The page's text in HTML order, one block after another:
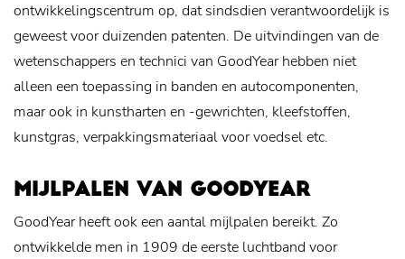
ontwikkelingscentrum op, dat sindsdien verantwoordelijk is
geweest voor duizenden patenten. De uitvindingen van de
wetenschappers en technici van GoodYear hebben niet
alleen een toepassing in banden en autocomponenten,
maar ook in kunstharten en -gewrichten, kleefstoffen,
kunstgras, verpakkingsmateriaal voor voedsel etc.
MIJLPALEN VAN GOODYEAR
GoodYear heeft ook een aantal mijlpalen bereikt. Zo
ontwikkelde men in 1909 de eerste luchtband voor